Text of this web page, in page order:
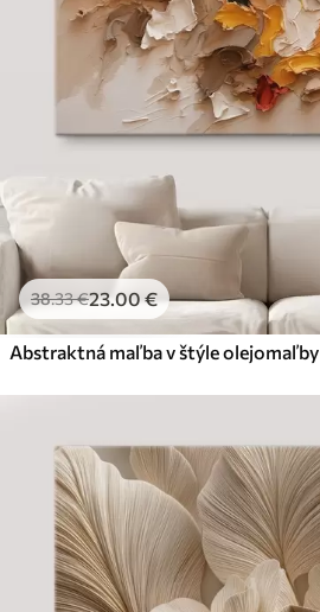
38.33€23.00€
Abstraktná maľba v štýle olejomaľby